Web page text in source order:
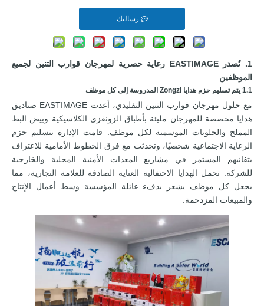
رسالتك
1. تُصدر EASTIMAGE رعاية حصرية لمهرجان قوارب التنين لجميع
الموظفين
1.1 يتم تسليم حزم هدايا Zongzi المدروسة إلى كل موظف
مع حلول مهرجان قوارب التنين التقليدي، أعدت EASTIMAGE صناديق
هدايا مخصصة للمهرجان مليئة بأطباق الزونغزي الكلاسيكية وبيض البط
المملح والحلويات الموسمية لكل موظف. قامت الإدارة بتسليم حزم
الرعاية الاجتماعية شخصيًا، وتحدثت مع فرق الخطوط الأمامية للاعتراف
بتفانيهم المستمر في مشاريع المعدات الأمنية المحلية والخارجية
للشركة. تحمل الهدايا الاحتفالية العناية الصادقة للعلامة التجارية، مما
يجعل كل موظف يشعر بدفء عائلة المؤسسة وسط أعمال الإنتاج
والمبيعات المزدحمة.